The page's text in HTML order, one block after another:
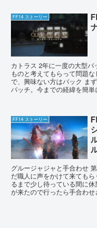
FF14 ストーリー
カトラス 2年に一度の大型
ものと考えてもらって問題
で、興味ない方はバック ま
パッチ。今までの経緯を簡単
FF14 ストーリー
グルージャジャと手合わせ
だ職人に声をかけて来ても
るまで少し待っている間に
が来たので行ったら手合わ